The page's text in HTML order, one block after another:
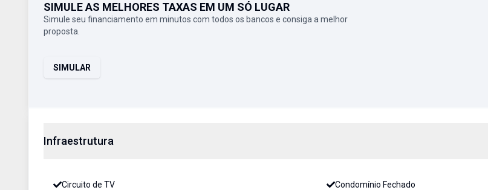
SIMULE AS MELHORES TAXAS EM UM SÓ LUGAR
Simule seu financiamento em minutos com todos os bancos e consiga a melhor
proposta.
SIMULAR
Infraestrutura
Circuito de TV Condomínio Fechado